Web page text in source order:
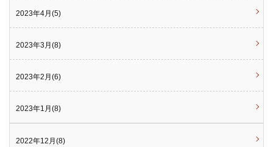
2023年4月(5)
2023年3月(8)
2023年2月(6)
2023年1月(8)
2022年12月(8)